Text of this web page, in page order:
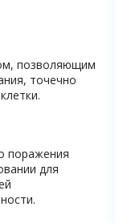
позволяющим
точечно
поражения
для